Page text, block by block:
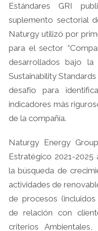
Estándares GRI
suplemento sectorial
Naturgy utilizó por
para el sector
desarrollados bajo la
Sustainability
desafío para
indicadores más
de la compañía.
Naturgy Energy
Estratégico 2021-
la búsqueda de
actividades de
de procesos
de relación con
criterios